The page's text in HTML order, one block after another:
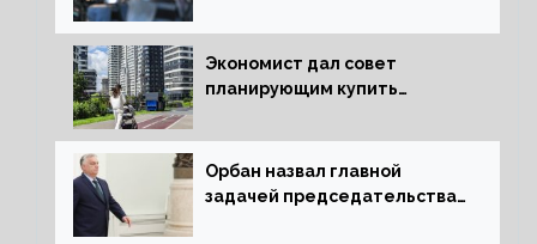
экономики
Экономист дал совет
планирующим купить
Орбан назвал главной
задачей председательства